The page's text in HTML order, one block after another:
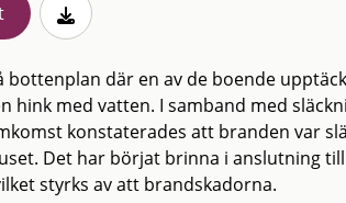
bottenplan där en av de boende
hink med vatten. I samband med
konstaterades att branden var
Det har börjat brinna i anslutning
styrks av att brandskadorna.